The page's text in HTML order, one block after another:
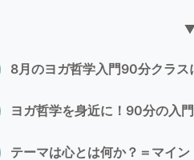
8月のヨガ哲学入門90分クラス
ヨガ哲学を身近に！90分の入
テーマは心とは何か？＝マイ